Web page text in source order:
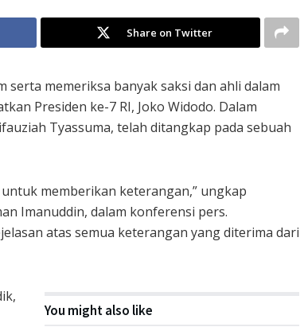
Share on Twitter
memeriksa banyak saksi dan ahli dalam
Presiden ke-7 RI, Joko Widodo. Dalam
Tyassuma, telah ditangkap pada sebuah
memberikan keterangan,” ungkap
Imanuddin, dalam konferensi pers.
atas semua keterangan yang diterima dari
You might also like